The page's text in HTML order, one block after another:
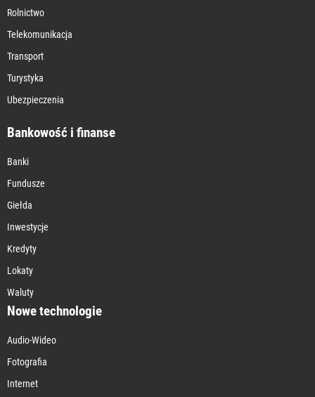
Rolnictwo
Telekomunikacja
Transport
Turystyka
Ubezpieczenia
Bankowość i finanse
Banki
Fundusze
Giełda
Inwestycje
Kredyty
Lokaty
Waluty
Nowe technologie
Audio-Wideo
Fotografia
Internet